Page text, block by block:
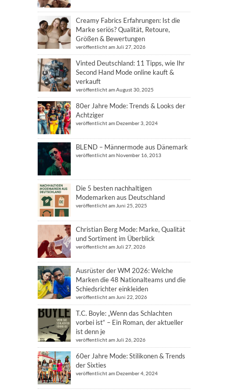
Creamy Fabrics Erfahrungen: Ist die
Marke seriös? Qualität, Retoure,
Größen & Bewertungen
veröffentlicht am Juli 27, 2026
Vinted Deutschland: 11 Tipps, wie Ihr
Second Hand Mode online kauft &
verkauft
veröffentlicht am August 30, 2025
80er Jahre Mode: Trends & Looks der
Achtziger
veröffentlicht am Dezember 3, 2024
BLEND – Männermode aus Dänemark
veröffentlicht am November 16, 2013
Die 5 besten nachhaltigen
Modemarken aus Deutschland
veröffentlicht am Juni 25, 2025
Christian Berg Mode: Marke, Qualität
und Sortiment im Überblick
veröffentlicht am Juli 27, 2026
Ausrüster der WM 2026: Welche
Marken die 48 Nationalteams und die
Schiedsrichter einkleiden
veröffentlicht am Juni 22, 2026
T.C. Boyle: „Wenn das Schlachten
vorbei ist“ – Ein Roman, der aktueller
ist denn je
veröffentlicht am Juli 26, 2026
60er Jahre Mode: Stilikonen & Trends
der Sixties
veröffentlicht am Dezember 4, 2024